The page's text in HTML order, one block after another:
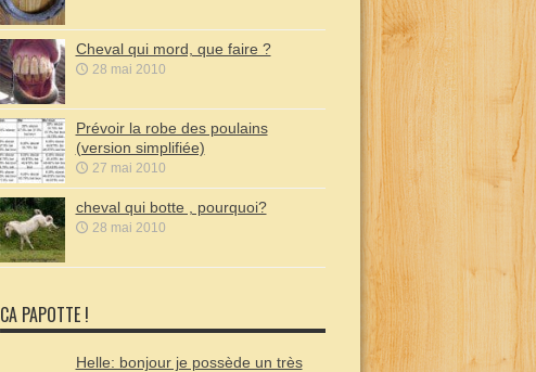
Cheval qui mord, que faire ?
28 mai 2010
Prévoir la robe des poulains
(version simplifiée)
27 mai 2010
cheval qui botte , pourquoi?
28 mai 2010
CA PAPOTTE !
Helle: bonjour je possède un très